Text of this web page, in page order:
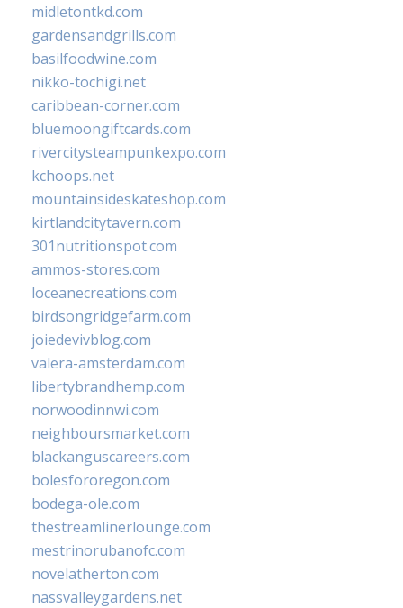
midletontkd.com
gardensandgrills.com
basilfoodwine.com
nikko-tochigi.net
caribbean-corner.com
bluemoongiftcards.com
rivercitysteampunkexpo.com
kchoops.net
mountainsideskateshop.com
kirtlandcitytavern.com
301nutritionspot.com
ammos-stores.com
loceanecreations.com
birdsongridgefarm.com
joiedevivblog.com
valera-amsterdam.com
libertybrandhemp.com
norwoodinnwi.com
neighboursmarket.com
blackanguscareers.com
bolesfororegon.com
bodega-ole.com
thestreamlinerlounge.com
mestrinorubanofc.com
novelatherton.com
nassvalleygardens.net